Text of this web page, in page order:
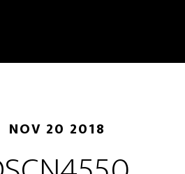
NOV 20 2018